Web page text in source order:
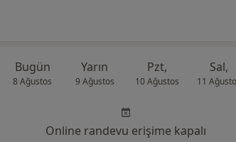
Bugün
8 Ağustos
Yarın
9 Ağustos
Pzt,
10 Ağustos
Sal,
11
Online randevu erişime kapalı